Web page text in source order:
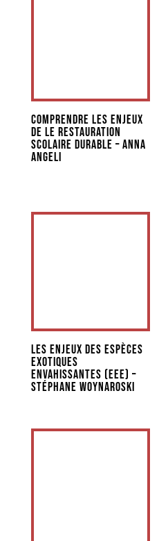
Comprendre les enjeux
de le restauration
scolaire durable – Anna
Angeli
Les enjeux des espèces
exotiques
envahissantes (EEE) –
Stéphane Woynaroski